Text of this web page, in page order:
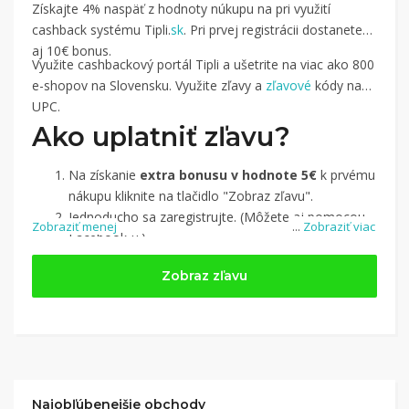
... Zobraziť viac
Získajte 4% naspäť z hodnoty núkupu na pri využití
cashback systému Tipli.sk. Pri prvej registrácii dostanete
aj 10€ bonus.
Využite cashbackový portál Tipli a ušetrite na viac ako 800
e-shopov na Slovensku. Využite zľavy a zľavové kódy na
UPC.
Ako uplatniť zľavu?
Na získanie extra bonusu v hodnote 5€ k prvému
nákupu kliknite na tlačidlo "Zobraz zľavu".
Jednoducho sa zaregistrujte. (Môžete aj pomocou
Facebook-u.)
Jednoducho sinájdite obchod, pomocou služby
(v ponuke je cca 1 500 obchodov).
Kliknite na tlačidlo „Nakupovať“.(Následne
Zobraziť menej
Zobraz zľavu
Najobľúbenejšie obchody